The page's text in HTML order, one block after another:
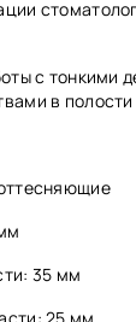
с тонкими
в полости
35 мм